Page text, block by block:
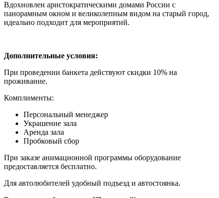
Вдохновлен аристократическими домами России с
панорамным окном и великолепным видом на старый город,
идеально подходит для мероприятий.
Дополнительные условия:
При проведении банкета действуют скидки 10% на
проживание.
Комплименты:
Персональный менеджер
Украшение зала
Аренда зала
Пробковый сбор
При заказе анимационной программы оборудование
предоставляется бесплатно.
Для автолюбителей удобный подъезд и автостоянка.